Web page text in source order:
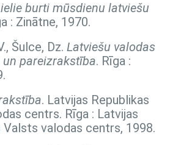
burti mūsdienu latviešu
: Zinātne, 1970.
Šulce, Dz. Latviešu valodas
pareizrakstība. Rīga :
. Latvijas Republikas
centrs. Rīga : Latvijas
Valsts valodas centrs, 1998.